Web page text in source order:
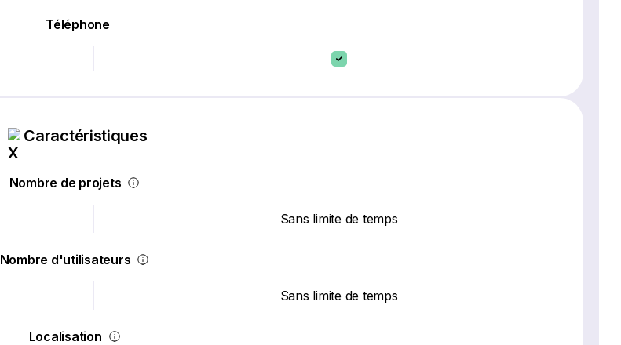
Téléphone
Caractéristiques
Nombre de projets
Sans limite de temps
Nombre d'utilisateurs
Sans limite de temps
Localisation